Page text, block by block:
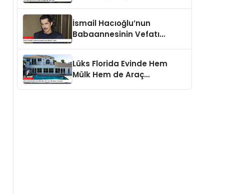
İsmail Hacıoğlu’nun
Babaannesinin Vefatı
Lüks Florida Evinde Hem
Mülk Hem de Araç